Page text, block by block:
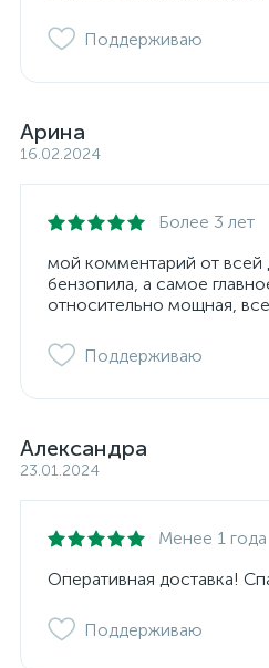
Поддерживаю
Арина
16.02.2024
Более 3 лет
мой комментарий от всей
бензопила, а самое
относительно мощная,
Поддерживаю
Александра
23.01.2024
Менее 1 года
Оперативная доставка!
Поддерживаю